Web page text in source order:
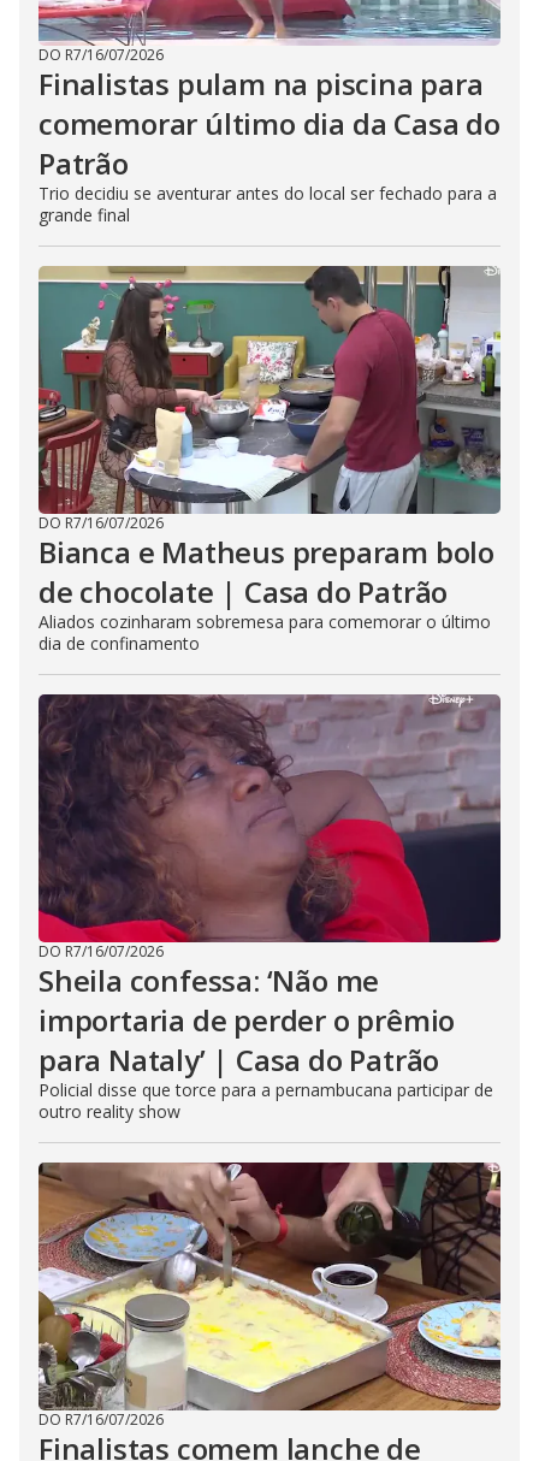
DO R7/16/07/2026
Finalistas pulam na piscina para
comemorar último dia da Casa do
Patrão
Trio decidiu se aventurar antes do local ser fechado para a
grande final
DO R7/16/07/2026
Bianca e Matheus preparam bolo
de chocolate | Casa do Patrão
Aliados cozinharam sobremesa para comemorar o último
dia de confinamento
DO R7/16/07/2026
Sheila confessa: ‘Não me
importaria de perder o prêmio
para Nataly’ | Casa do Patrão
Policial disse que torce para a pernambucana participar de
outro reality show
DO R7/16/07/2026
Finalistas comem lanche de